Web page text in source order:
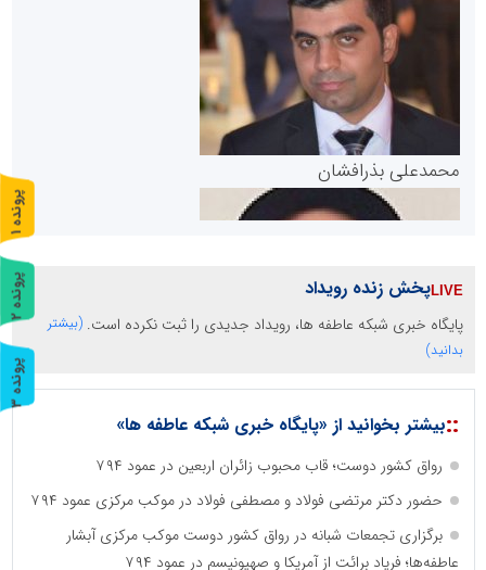
پایگاه خبری گفتمان یزد
سازمان بورس و اوراق بهادار
مرجع اخبار موثق در بازارسرمایه
سازمان صنعت،معدن و تجارت
محمدعلی بذرافشان
مریم حاج نوروز نظری
پخش زنده رویداد
پایگاه خبری شبکه عاطفه ها، رویداد جدیدی را ثبت نکرده است. (بیشتر
بدانید)
::بیشتر بخوانید از «پایگاه خبری شبکه عاطفه ها»
رواق کشور دوست؛ قاب محبوب زائران اربعین در عمود ۷۹۴
حضور دکتر مرتضی فولاد و مصطفی فولاد در موکب مرکزی عمود ۷۹۴
برگزاری تجمعات شبانه در رواق کشور دوست موکب مرکزی آبشار
عاطفه‌ها؛ فریاد برائت از آمریکا و صهیونیسم در عمود ۷۹۴
پ
ر
و
ن
د
ه
1
پ
ر
و
ن
د
ه
2
پ
ر
و
ن
د
ه
3